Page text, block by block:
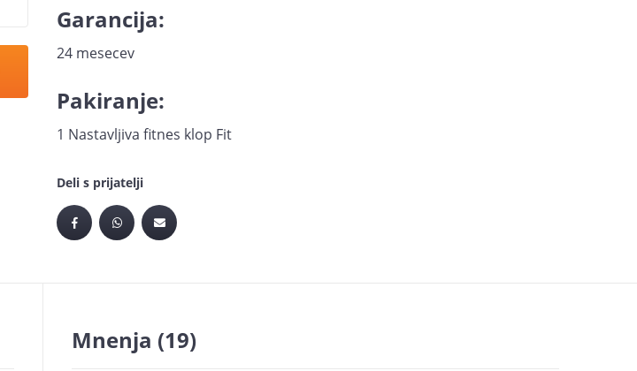
Garancija:
24 mesecev
Pakiranje:
1 Nastavljiva fitnes klop Fit
Deli s prijatelji
Mnenja (19)